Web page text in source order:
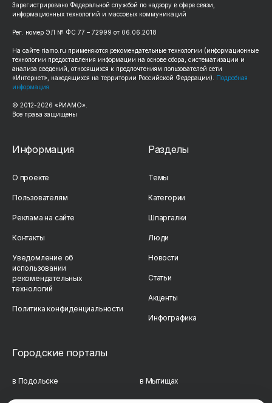
Зарегистрировано Федеральной службой по надзору в сфере связи,
информационных технологий и массовых коммуникаций
Рег. номер ЭЛ № ФС 77 – 72999 от 06.06.2018
На сайте riamo.ru применяются рекомендательные технологии (информационные
технологии предоставления информации на основе сбора, систематизации и
анализа сведений, относящихся к предпочтениям пользователей сети
«Интернет», находящихся на территории Российской Федерации). Подробная
информация
© 2012-2026 «РИАМО».
Все права защищены
Информация
О проекте
Пользователям
Реклама на сайте
Контакты
Уведомление об
использовании
рекомендательных
технологий
Политика конфиденциальности
Разделы
Темы
Категории
Шпаргалки
Люди
Новости
Статьи
Акценты
Инфографика
Городские порталы
в Подольске в Мытищах